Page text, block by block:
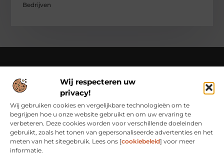
Wij respecteren uw
privacy!
Wij gebruiken cookies en vergelijkbare technologieën om te
begrijpen hoe u onze website gebruikt en om uw ervaring te
verbeteren. Deze cookies worden voor verschillende doeleinden
gebruikt, zoals het tonen van gepersonaliseerde advertenties en het
meten van het sitegebruik. Lees ons [cookiebeleid] voor meer
informatie.
Bedrijven
Over Class Actions
Classactions.nl – Van dagelijkse inspiratie tot bijzondere
verhalen.
Verken artikelen en blogs die je informeren,
inspireren en bewust maken van alles wat er speelt in de
wereld.
Bericht categorie